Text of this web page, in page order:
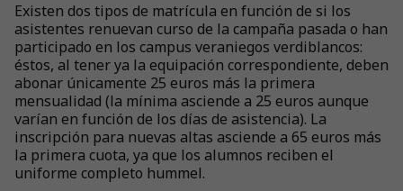
Existen dos tipos de matrícula en función de si los
asistentes renuevan curso de la campaña pasada o han
participado en los campus veraniegos verdiblancos:
éstos, al tener ya la equipación correspondiente, deben
abonar únicamente 25 euros más la primera
mensualidad (la mínima asciende a 25 euros aunque
varían en función de los días de asistencia). La
inscripción para nuevas altas asciende a 65 euros más
la primera cuota, ya que los alumnos reciben el
uniforme completo hummel.